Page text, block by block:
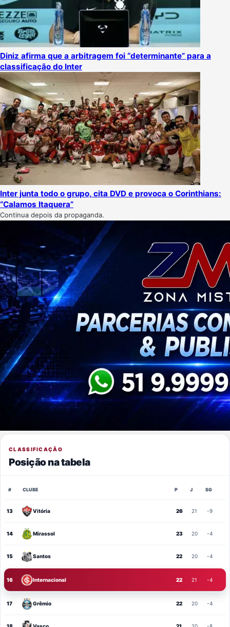
Diniz afirma que a arbitragem foi “determinante” para a
classificação do Inter
Inter junta todo o grupo, cita DVD e provoca o Corinthians:
“Calamos Itaquera”
Continua depois da propaganda.
CLASSIFICAÇÃO
Posição na tabela
# CLUBE P J SG
13 Vitória 26 21 -9
14 Mirassol 23 20 -4
15 Santos 22 20 -4
16 Internacional 22 21 -4
17 Grêmio 22 20 -4